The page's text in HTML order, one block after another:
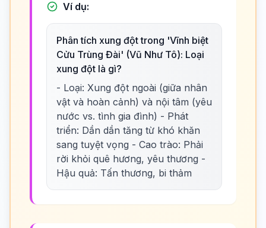
Ví dụ:
Phân tích xung đột trong 'Vĩnh biệt
Cửu Trùng Đài' (Vũ Như Tô): Loại
xung đột là gì?
- Loại: Xung đột ngoài (giữa nhân
vật và hoàn cảnh) và nội tâm (yêu
nước vs. tình gia đình) - Phát
triển: Dần dần tăng từ khó khăn
sang tuyệt vọng - Cao trào: Phải
rời khỏi quê hương, yêu thương -
Hậu quả: Tấn thương, bi thảm